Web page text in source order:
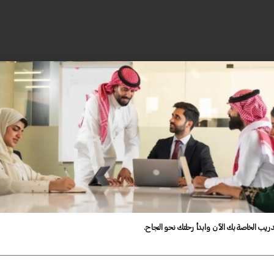
الخاصة بك الآن وابدأ رحلتك نحو النجاح.